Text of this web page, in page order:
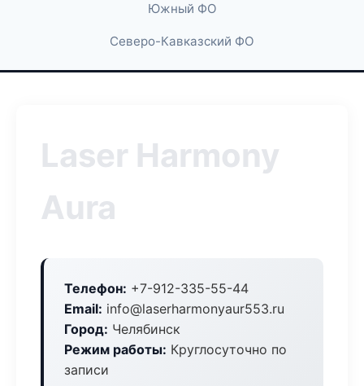
Южный ФО
Северо-Кавказский ФО
Laser Harmony
Aura
Телефон: +7-912-335-55-44
Email: info@laserharmonyaur553.ru
Город: Челябинск
Режим работы: Круглосуточно по
записи